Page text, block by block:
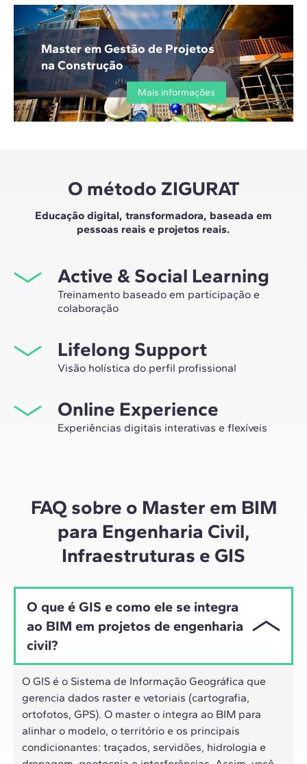
Master em Gestão de Projetos
na Construção
Mais informações
O método ZIGURAT
Educação digital, transformadora, baseada em
pessoas reais e projetos reais.
Active & Social Learning
Treinamento baseado em participação e
colaboração
própria rede profissional, mas também ter a
oportunidade única de participar de grupos de
trabalho selecionados, assessorados pela experiência
e construção.
Lifelong Support
Visão holística do perfil profissional
master, nós lhe acompanhamos para que você tenha
uma visão crítica e 360º do seu futuro como
especialista no setor.
Online Experience
Experiências digitais interativas e flexíveis
híbrido dos profissionais de hoje.
FAQ sobre o Master em BIM
para Engenharia Civil,
Infraestruturas e GIS
O que é GIS e como ele se integra
ao BIM em projetos de engenharia
civil?
O GIS é o Sistema de Informação Geográfica que
gerencia dados raster e vetoriais (cartografia,
ortofotos, GPS). O master o integra ao BIM para
alinhar o modelo, o território e os principais
condicionantes: traçados, servidões, hidrologia e